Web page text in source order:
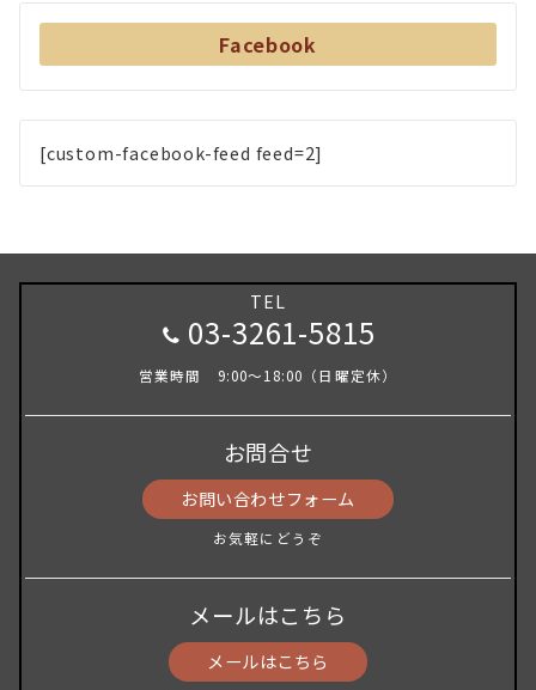
Facebook
[custom-facebook-feed feed=2]
TEL
03-3261-5815
営業時間 9:00～18:00（日曜定休）
お問合せ
お問い合わせフォーム
お気軽にどうぞ
メールはこちら
メールはこちら